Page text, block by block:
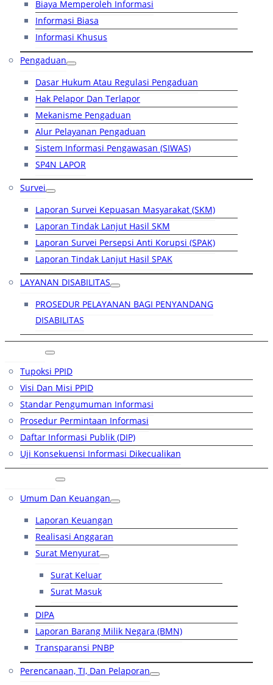
Biaya Memperoleh Informasi
Informasi Biasa
Informasi Khusus
Pengaduan
Dasar Hukum Atau Regulasi Pengaduan
Hak Pelapor Dan Terlapor
Mekanisme Pengaduan
Alur Pelayanan Pengaduan
Sistem Informasi Pengawasan (SIWAS)
SP4N LAPOR
Survei
Laporan Survei Kepuasan Masyarakat (SKM)
Laporan Tindak Lanjut Hasil SKM
Laporan Survei Persepsi Anti Korupsi (SPAK)
Laporan Tindak Lanjut Hasil SPAK
LAYANAN DISABILITAS
PROSEDUR PELAYANAN BAGI PENYANDANG
DISABILITAS
Tupoksi PPID
Visi Dan Misi PPID
Standar Pengumuman Informasi
Prosedur Permintaan Informasi
Daftar Informasi Publik (DIP)
Uji Konsekuensi Informasi Dikecualikan
Umum Dan Keuangan
Laporan Keuangan
Realisasi Anggaran
Surat Menyurat
Surat Keluar
Surat Masuk
DIPA
Laporan Barang Milik Negara (BMN)
Transparansi PNBP
Perencanaan, TI, Dan Pelaporan